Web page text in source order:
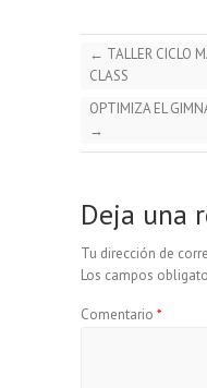
← TALLER CICLO
CLASS
OPTIMIZA EL
→
Deja una
Tu dirección de
Los campos
Comentario *